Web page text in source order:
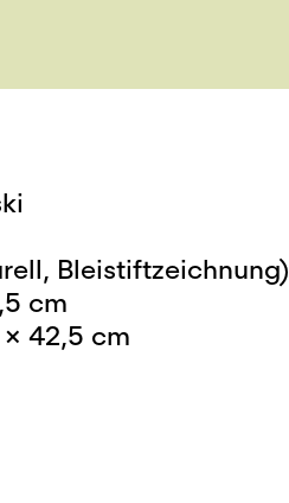
Bleistiftzeichnung)
cm
42,5 cm